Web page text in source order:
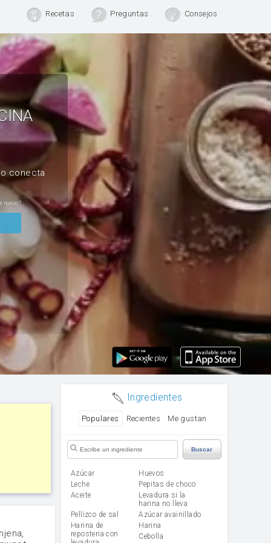
Recetas Preguntas Consejos
conecta
nuevo?
Ingredientes
Populares Recientes Me gustan
Buscar
Azúcar
huevos
leche
Pepitas de choco
aceite
Levadura si la
harina no lleva
Pellizco de sal
Azúcar avainillado
Harina de
reposteria con
harina
cebolla